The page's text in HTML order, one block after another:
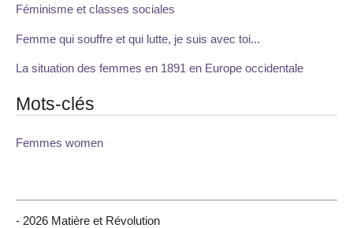
Féminisme et classes sociales
Femme qui souffre et qui lutte, je suis avec toi...
La situation des femmes en 1891 en Europe occidentale
Mots-clés
Femmes women
- 2026 Matière et Révolution